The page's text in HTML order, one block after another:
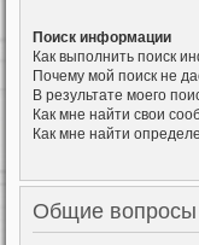
Поиск информации
Как выполнить поиск
Почему мой поиск не
В результате моего
Как мне найти свои
Как мне найти
Общие вопросы